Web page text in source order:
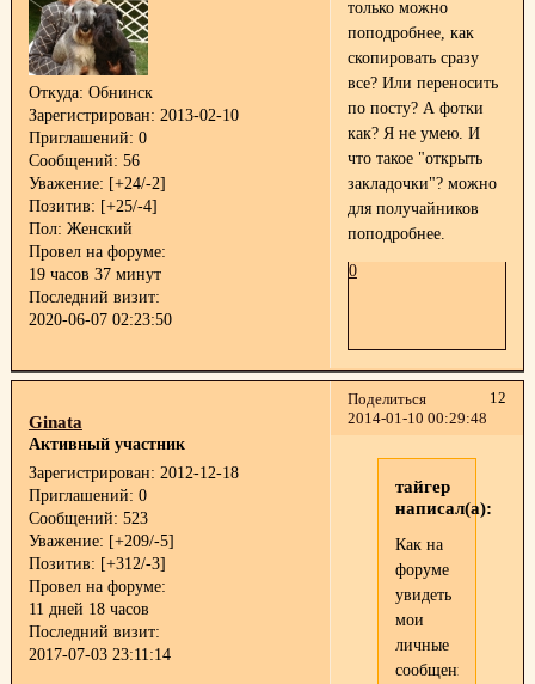
Откуда: Обнинск
Зарегистрирован: 2013-02-10
Приглашений: 0
Сообщений: 56
Уважение: [+24/-2]
Позитив: [+25/-4]
Пол: Женский
Провел на форуме:
19 часов 37 минут
Последний визит:
2020-06-07 02:23:50
только можно
поподробнее, как
скопировать сразу
все? Или переносить
по посту? А фотки
как? Я не умею. И
что такое "открыть
закладочки"? можно
для получайников
поподробнее.
0
Поделиться
12
2014-01-10 00:29:48
Ginata
Активный участник
Зарегистрирован: 2012-12-18
Приглашений: 0
Сообщений: 523
Уважение: [+209/-5]
Позитив: [+312/-3]
Провел на форуме:
11 дней 18 часов
Последний визит:
2017-07-03 23:11:14
тайгер
написал(а):
Как на
форуме
увидеть
мои
личные
сообщения